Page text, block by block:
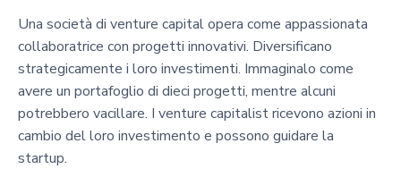
Una società di venture capital opera come appassionata
collaboratrice con progetti innovativi. Diversificano
strategicamente i loro investimenti. Immaginalo come
avere un portafoglio di dieci progetti, mentre alcuni
potrebbero vacillare. I venture capitalist ricevono azioni in
cambio del loro investimento e possono guidare la
startup.